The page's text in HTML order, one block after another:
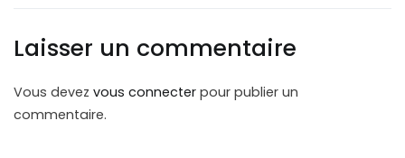
Laisser un commentaire
Vous devez vous connecter pour publier un
commentaire.